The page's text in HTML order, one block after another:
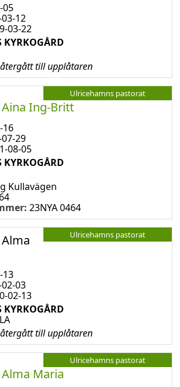
05
12
03-22
KYRKOGÅRD
till upplåtaren
Ulricehamns pastorat
Ing-Britt
16
29
08-05
KYRKOGÅRD
Kullavägen
23NYA 0464
Ulricehamns pastorat
13
03
02-13
KYRKOGÅRD
till upplåtaren
Ulricehamns pastorat
Maria